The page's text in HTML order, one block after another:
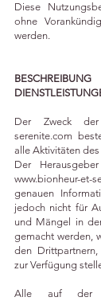
Diese
ohne
werden.
Der Zweck
serenite.com
alle Aktivitäten
Der
www.bionheur-et-
genauen
jedoch nicht für
und Mängel in
gemacht werden,
den
zur Verfügung
Alle auf der